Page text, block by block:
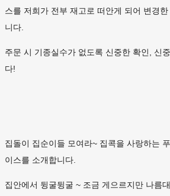
스를 저희가 전부 재고로 떠안게 되어 변경
니다.
주문 시 기종실수가 없도록 신중한 확인, 신
다!
집돌이 집순이들 모여라~ 집콕을 사랑하는
이스를 소개합니다.
집안에서 뒹굴뒹굴 ~ 조금 게으르지만 나름